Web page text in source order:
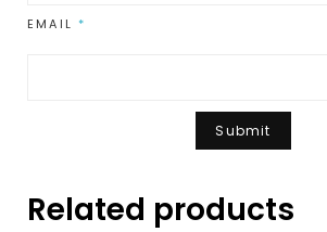
EMAIL *
Related products